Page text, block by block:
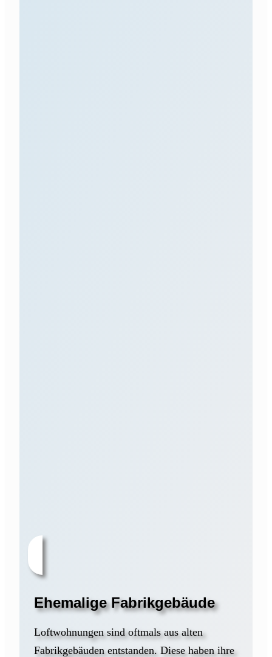
Ehemalige Fabrikgebäude
Loftwohnungen sind oftmals aus alten
Fabrikgebäuden entstanden. Diese haben ihre